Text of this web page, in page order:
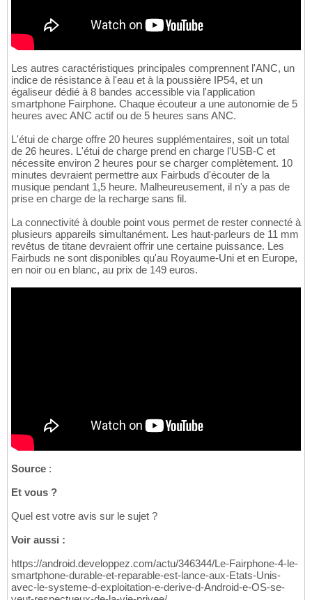
Les autres caractéristiques principales comprennent l'ANC, un
indice de résistance à l'eau et à la poussière IP54, et un
égaliseur dédié à 8 bandes accessible via l'application
smartphone Fairphone. Chaque écouteur a une autonomie de 5
heures avec ANC actif ou de 5 heures sans ANC.
L'étui de charge offre 20 heures supplémentaires, soit un total
de 26 heures. L'étui de charge prend en charge l'USB-C et
nécessite environ 2 heures pour se charger complètement. 10
minutes devraient permettre aux Fairbuds d'écouter de la
musique pendant 1,5 heure. Malheureusement, il n'y a pas de
prise en charge de la recharge sans fil.
La connectivité à double point vous permet de rester connecté à
plusieurs appareils simultanément. Les haut-parleurs de 11 mm
revêtus de titane devraient offrir une certaine puissance. Les
Fairbuds ne sont disponibles qu'au Royaume-Uni et en Europe,
en noir ou en blanc, au prix de 149 euros.
Source :
Et vous ?
Quel est votre avis sur le sujet ?
Voir aussi :
https://android.developpez.com/actu/346344/Le-Fairphone-4-le-
smartphone-durable-et-reparable-est-lance-aux-Etats-Unis-
avec-le-systeme-d-exploitation-e-derive-d-Android-e-OS-se-